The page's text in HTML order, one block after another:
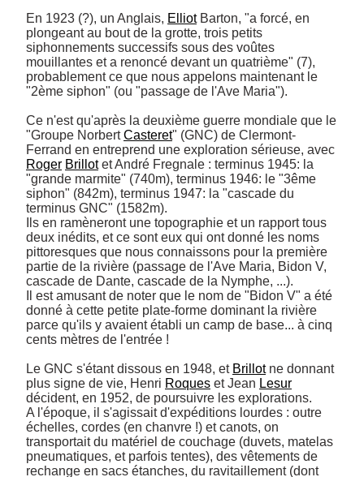
En 1923 (?), un Anglais, Elliot Barton, "a forcé, en
plongeant au bout de la grotte, trois petits
siphonnements successifs sous des voûtes
mouillantes et a renoncé devant un quatrième" (7),
probablement ce que nous appelons maintenant le
"2ème siphon" (ou "passage de l'Ave Maria").
Ce n'est qu'après la deuxième guerre mondiale que le
"Groupe Norbert Casteret" (GNC) de Clermont-
Roger Brillot et André Fregnale : terminus 1945: la
"grande marmite" (740m), terminus 1946: le "3ême
siphon" (842m), terminus 1947: la "cascade du
terminus GNC" (1582m).
Ils en ramèneront une topographie et un rapport tous
deux inédits, et ce sont eux qui ont donné les noms
pittoresques que nous connaissons pour la première
partie de la rivière (passage de l'Ave Maria, Bidon V,
cascade de Dante, cascade de la Nymphe, ...).
Il est amusant de noter que le nom de "Bidon V" a été
donné à cette petite plate-forme dominant la rivière
parce qu'ils y avaient établi un camp de base... à cinq
cents mètres de l'entrée !
Le GNC s'étant dissous en 1948, et Brillot ne donnant
plus signe de vie, Henri Roques et Jean Lesur
décident, en 1952, de poursuivre les explorations.
A l'époque, il s'agissait d'expéditions lourdes : outre
échelles, cordes (en chanvre !) et canots, on
transportait du matériel de couchage (duvets, matelas
pneumatiques, et parfois tentes), des vêtements de
rechange en sacs étanches, du ravitaillement (dont